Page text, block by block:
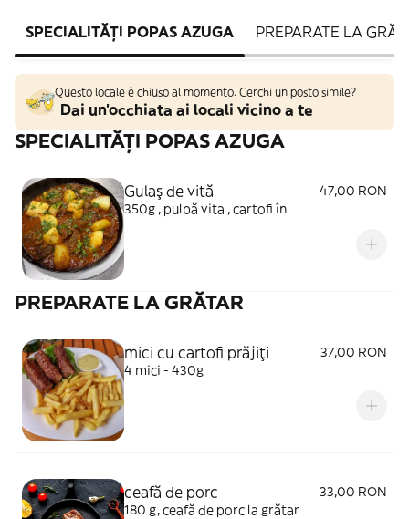
SPECIALITĂȚI POPAS AZUGA PREPARATE LA
Questo locale è chiuso al momento. Cerchi un posto simile?
Dai un'occhiata ai locali vicino a te
SPECIALITĂȚI POPAS AZUGA
Gulaş de vită
47,00 RON
350g , pulpă vita , cartofi în
PREPARATE LA GRĂTAR
mici cu cartofi prăjiţi
37,00 RON
4 mici - 430g
ceafă de porc
33,00 RON
180 g, ceafă de porc la grătar